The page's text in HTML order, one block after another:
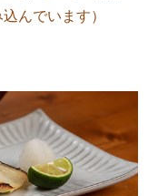
んでいます）